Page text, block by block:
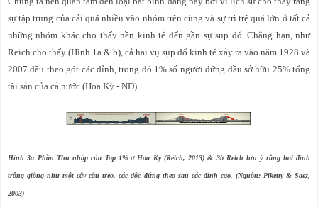
sự tập trung của cải quá nhiều vào nhóm trên cùng và sự trì trệ quá lớn ở tất cả
những nhóm khác cho thấy nền kinh tế đến gần sự sụp đổ. Chẳng hạn, như
Reich cho thấy (Hình 1a & b), cả hai vụ sụp đổ kinh tế xảy ra vào năm 1928 và
2007 đều theo gót các đỉnh, trong đó 1% số người đứng đầu sở hữu 25% tổng
tài sản của cả nước (Hoa Kỳ - ND).
Hình 3a Phần Thu nhập của Top 1% ở Hoa Kỳ (Reich, 2013) & 3b Reich lưu ý rằng hai đỉnh
trông giống như một cây cầu treo, các dốc đứng theo sau các đỉnh cao. (Nguồn: Piketty & Saez,
2003)